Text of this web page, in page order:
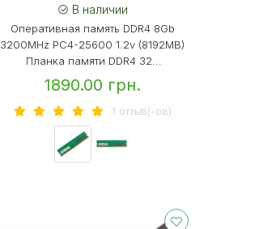
В наличии
Оперативная память DDR4 8Gb
3200MHz PC4-25600 1.2v (8192MB)
Планка памяти DDR4 32...
1890.00 грн.
1 отзыв(-ов)